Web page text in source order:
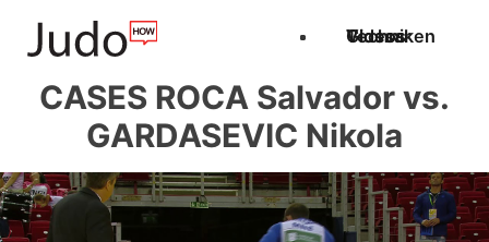
Techniken
Videos
Glossar
CASES ROCA Salvador vs.
GARDASEVIC Nikola